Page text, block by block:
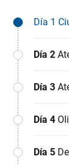
Día 1
Día 2
Día 3
Día 4
Día 5